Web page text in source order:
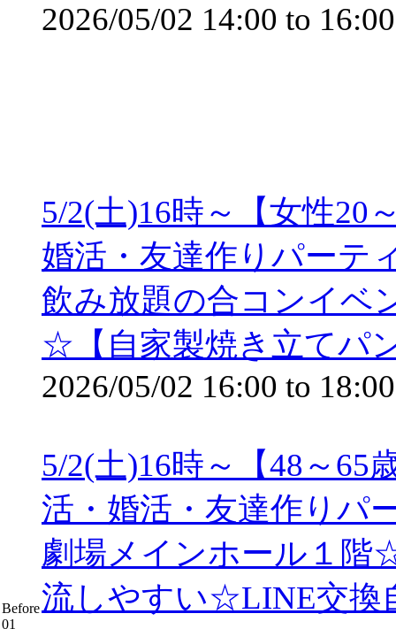
Before
01
2026/05/02 14:00 to 16:00
5/2(土)16時～【女性20
婚活・友達作りパーテ
飲み放題の合コンイベ
☆【自家製焼き立てパ
2026/05/02 16:00 to 18:00
5/2(土)16時～【48～
活・婚活・友達作りパ
劇場メインホール１階
流しやすい☆LINE交換